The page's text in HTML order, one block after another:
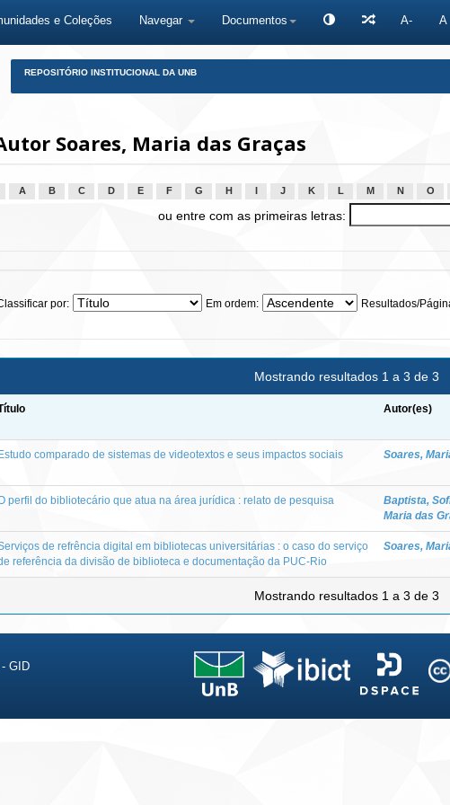
e Coleções Navegar Documentos A- A
REPOSITÓRIO INSTITUCIONAL DA UNB
Soares, Maria das Graças
A B C D E F G H J K L M N O
ou entre com as primeiras letras:
por: Em ordem: Resultados/
Mostrando resultados 1 a 3 de 3
Autor(es)
comparado de sistemas de videotextos e seus impactos sociais Soares,
perfil do bibliotecário que atua na área jurídica : relato de pesquisa Baptista,
Maria das
de refrência digital em bibliotecas universitárias : o caso do serviço
referência da divisão de biblioteca e documentação da PUC-Rio
Soares,
Mostrando resultados 1 a 3 de 3
GID